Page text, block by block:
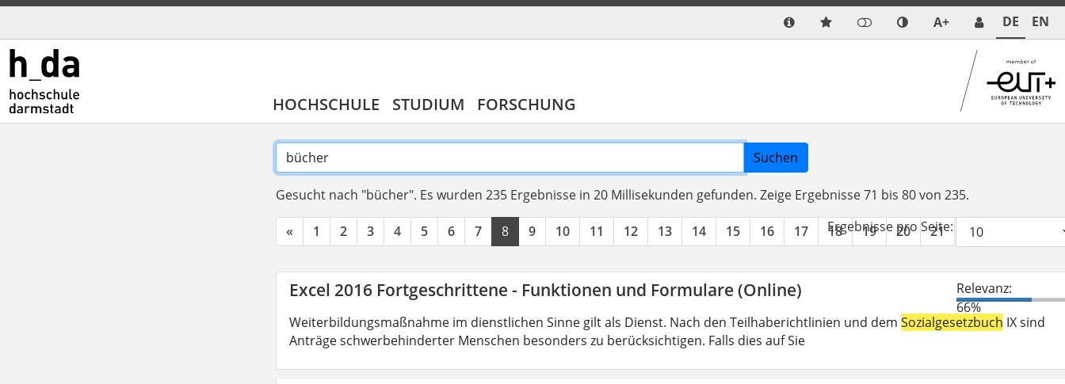
A+ DE EN
HOCHSCHULE STUDIUM FORSCHUNG
Suchen
Gesucht nach "bücher". Es wurden 235 Ergebnisse in 20 Millisekunden gefunden. Zeige Ergebnisse 71 bis 80 von 235.
« 1 2 3 4 5 6 7 8 9 10 11 12 13 14 15 16 17 18 19 20 21 22
Ergebnisse pro Seite:
Excel 2016 Fortgeschrittene - Funktionen und Formulare (Online)
Relevanz:
66%
Weiterbildungsmaßnahme im dienstlichen Sinne gilt als Dienst. Nach den Teilhaberichtlinien und dem Sozialgesetzbuch IX sind
Anträge schwerbehinderter Menschen besonders zu berücksichtigen. Falls dies auf Sie